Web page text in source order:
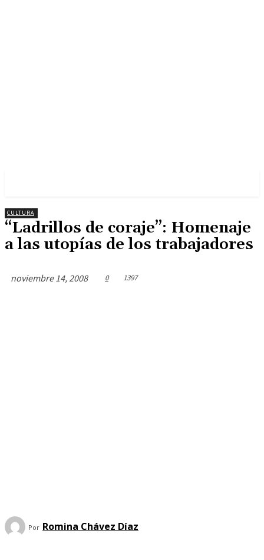
CULTURA
“Ladrillos de coraje”: Homenaje
a las utopías de los trabajadores
noviembre 14, 2008 0 1397
Por Romina Chávez Dí­az